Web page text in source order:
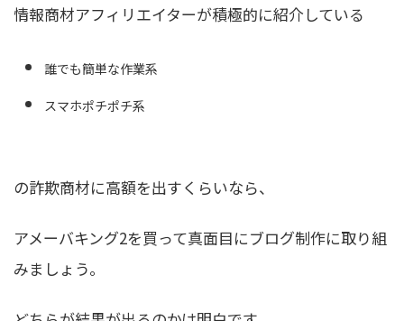
情報商材アフィリエイターが積極的に紹介している
誰でも簡単な作業系
スマホポチポチ系
の詐欺商材に高額を出すくらいなら、
アメーバキング2を買って真面目にブログ制作に取り組
みましょう。